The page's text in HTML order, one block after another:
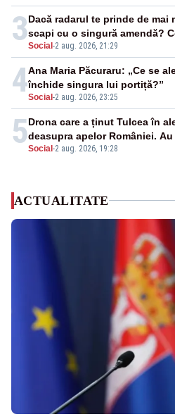
3Social-2 aug. 2026, 21:29
Dacă radarul te prinde de mai
scapi cu o singură amendă?
4Social-2 aug. 2026, 23:25
Ana Maria Păcuraru: „Ce se
închide singura lui portiță?”
5Social-2 aug. 2026, 19:28
Drona care a ținut Tulcea în
deasupra apelor României.
ACTUALITATE